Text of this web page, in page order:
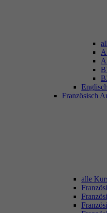
Französisch
alle